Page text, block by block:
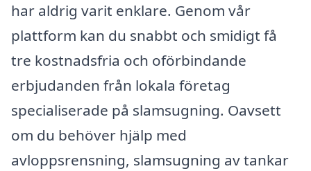
har aldrig varit enklare. Genom vår
plattform kan du snabbt och smidigt få
tre kostnadsfria och oförbindande
erbjudanden från lokala företag
specialiserade på slamsugning. Oavsett
om du behöver hjälp med
avloppsrensning, slamsugning av tankar